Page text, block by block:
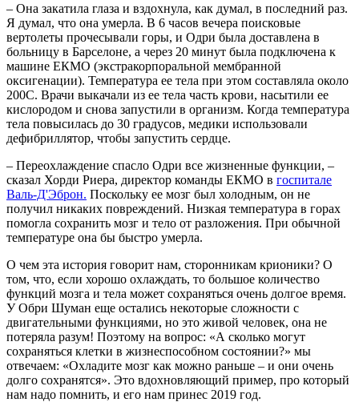
– Она закатила глаза и вздохнула, как думал, в последний раз.
Я думал, что она умерла. В 6 часов вечера поисковые
вертолеты прочесывали горы, и Одри была доставлена в
больницу в Барселоне, а через 20 минут была подключена к
машине EКMO (экстракорпоральной мембранной
оксигенации). Температура ее тела при этом составляла около
200С. Врачи выкачали из ее тела часть крови, насытили ее
кислородом и снова запустили в организм. Когда температура
тела повысилась до 30 градусов, медики использовали
дефибриллятор, чтобы запустить сердце.
– Переохлаждение спасло Одри все жизненные функции, –
сказал Хорди Риера, директор команды EКMO в госпитале
Валь-Д'Эброн. Поскольку ее мозг был холодным, он не
получил никаких повреждений. Низкая температура в горах
помогла сохранить мозг и тело от разложения. При обычной
температуре она бы быстро умерла.
О чем эта история говорит нам, сторонникам крионики? О
том, что, если хорошо охлаждать, то большое количество
функций мозга и тела может сохраняться очень долгое время.
У Обри Шуман еще остались некоторые сложности с
двигательными функциями, но это живой человек, она не
потеряла разум! Поэтому на вопрос: «А сколько могут
сохраняться клетки в жизнеспособном состоянии?» мы
отвечаем: «Охладите мозг как можно раньше – и они очень
долго сохранятся». Это вдохновляющий пример, про который
нам надо помнить, и его нам принес 2019 год.